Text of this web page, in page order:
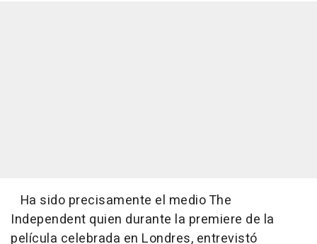
Ha sido precisamente el medio The
Independent quien durante la premiere de la
película celebrada en Londres, entrevistó